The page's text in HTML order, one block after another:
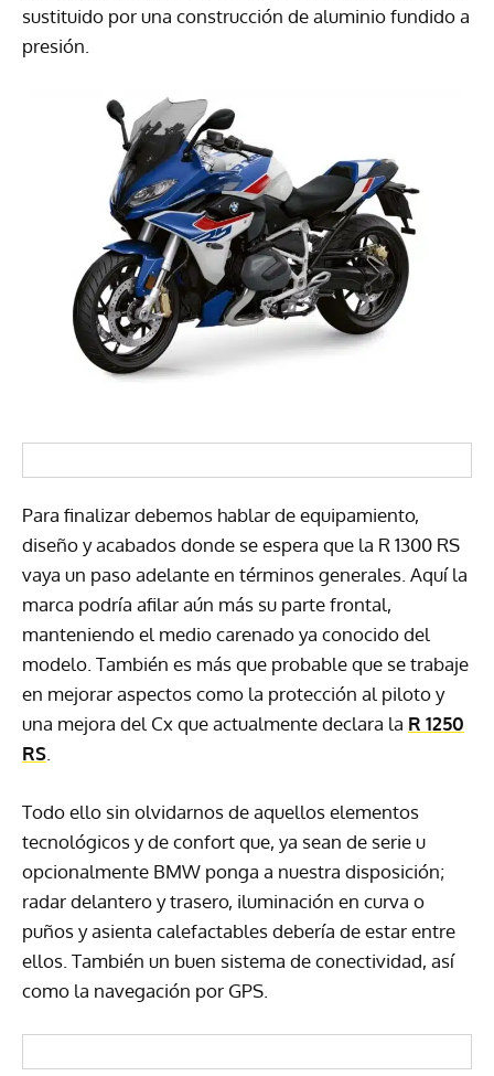
sustituido por una construcción de aluminio fundido a
presión.
Para finalizar debemos hablar de equipamiento,
diseño y acabados donde se espera que la R 1300 RS
vaya un paso adelante en términos generales. Aquí la
marca podría afilar aún más su parte frontal,
manteniendo el medio carenado ya conocido del
modelo. También es más que probable que se trabaje
en mejorar aspectos como la protección al piloto y
una mejora del Cx que actualmente declara la R 1250
RS
Todo ello sin olvidarnos de aquellos elementos
tecnológicos y de confort que, ya sean de serie u
opcionalmente BMW ponga a nuestra disposición;
radar delantero y trasero, iluminación en curva o
puños y asienta calefactables debería de estar entre
ellos. También un buen sistema de conectividad, así
como la navegación por GPS.